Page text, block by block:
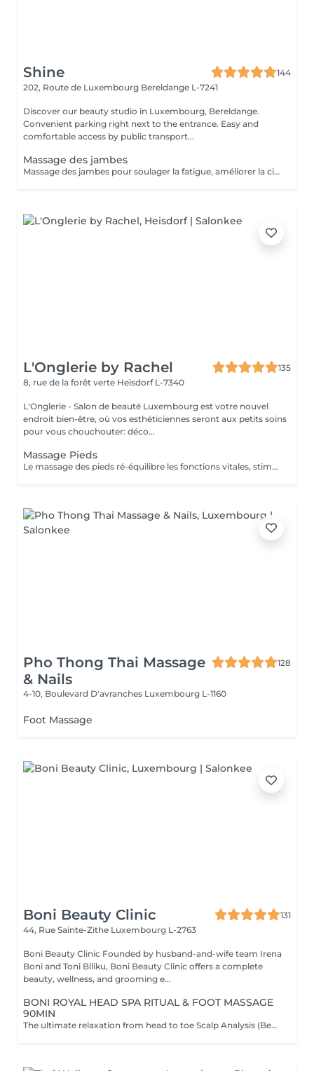
Shine
144
202, Route de Luxembourg Bereldange L-7241
Discover our beauty studio in Luxembourg, Bereldange.
Convenient parking right next to the entrance. Easy and
comfortable access by public transport...
Massage des jambes
Massage des jambes pour soulager la fatigue, améliorer la circulation sanguine et réduire les tensions. Idéal en cas de jambes lourdes, fatigue ou station debout prolongée.
L'Onglerie by Rachel
135
8, rue de la forêt verte Heisdorf L-7340
L'Onglerie - Salon de beauté Luxembourg est votre nouvel
endroit bien-être, où vos esthéticiennes seront aux petits soins
pour vous chouchouter: déco...
Massage Pieds
Le massage des pieds ré-équilibre les fonctions vitales, stimule la circulation sanguine ainsi que le drainage lymphatique. Vos muscles se détendent, les systèmes nerveux sont stimulés.. succombez, profitez d'un moment de détente et de relaxation unique.
Pho Thong Thai Massage
& Nails
128
4-10, Boulevard D'avranches Luxembourg L-1160
Foot Massage
Boni Beauty Clinic
131
44, Rue Sainte-Zithe Luxembourg L-2763
Boni Beauty Clinic Founded by husband-and-wife team Irena
Boni and Toni Blliku, Boni Beauty Clinic offers a complete
beauty, wellness, and grooming e...
BONI ROYAL HEAD SPA RITUAL & FOOT MASSAGE
90MIN
The ultimate relaxation from head to toe Scalp Analysis (Becon Pro Camera) Microbubble Scalp Cleansing Rootonix Scalp & Hair Treatment Steam & Mist Infusion Scalp Massage Foot Massage (15min) Aromatherapy Ritual Blow Dry